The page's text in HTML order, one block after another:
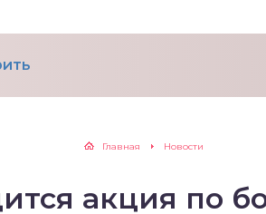
Главная Новости
акция по